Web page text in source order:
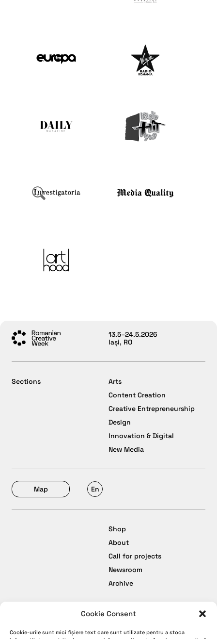
Cookie Consent
Cookie-urile sunt mici fișiere text care sunt utilizate pentru a stoca
13.5–24.5.2026
Iași, RO
Sections
Arts
Content Creation
Creative Entrepreneurship
Design
Innovation & Digital
New Media
Shop
About
Call for projects
Newsroom
Archive
Map En
Politică de Confidențialitate
instagram